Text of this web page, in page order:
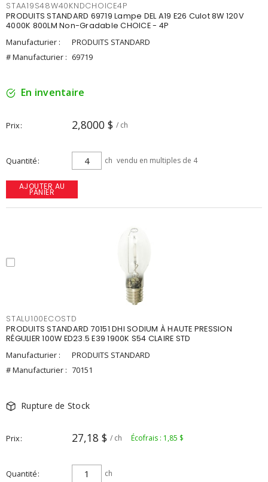
STAA19S48W40KNDCHOICE4P
PRODUITS STANDARD 69719 Lampe DEL A19 E26 Culot 8W 120V
4000K 800LM Non-Gradable CHOICE - 4P
Manufacturier :
PRODUITS STANDARD
# Manufacturier : 69719
En inventaire
Prix 2,8000 $ / ch
Quantité ch vendu en multiples de 4
AJOUTER AU
PANIER
STALU100ECOSTD
PRODUITS STANDARD 70151 DHI SODIUM À HAUTE PRESSION
RÉGULIER 100W ED23.5 E39 1900K S54 CLAIRE STD
Manufacturier :
PRODUITS STANDARD
# Manufacturier : 70151
Rupture de Stock
Prix 27,18 $ / ch Écofrais : 1,85 $
Quantité ch